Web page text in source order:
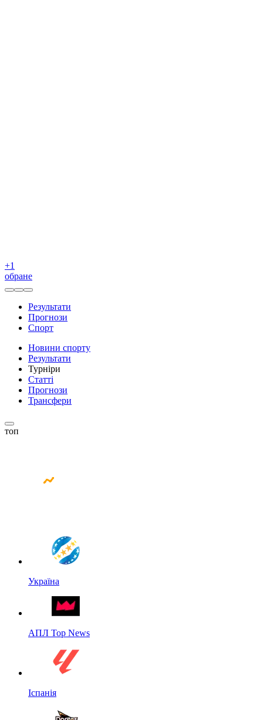
+1
обране
Результати
Прогнози
Спорт
Новини спорту
Результати
Турніри
Статті
Прогнози
Трансфери
топ
Україна
АПЛ Top News
Іспанія